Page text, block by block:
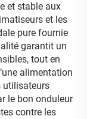
et stable aux
et les
pure fournie
garantit un
tout en
alimentation
utilisateurs
le bon onduleur
contre les